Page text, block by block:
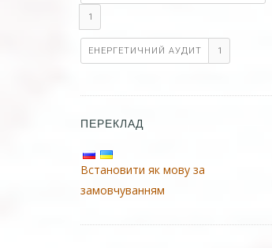
1
ЕНЕРГЕТИЧНИЙ АУДИТ 1
ПЕРЕКЛАД
Встановити як мову за
замовчуванням